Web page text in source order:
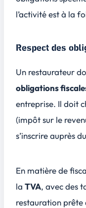
l’activité est à la
Respect des
Un restaurateur
obligations
entreprise. Il doit
(impôt sur le
s’inscrire auprès
En matière de
la TVA, avec des
restauration prête